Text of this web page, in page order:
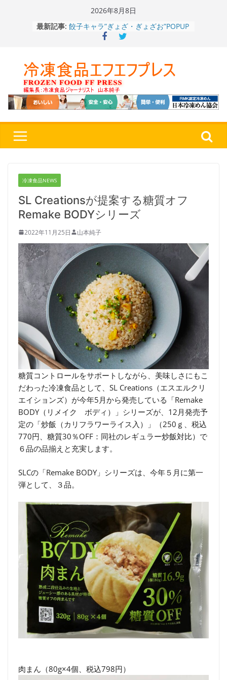
2026年8月8日
最新記事: 餃子キャラ”ぎょざ・ぎょざお”POPUP
ストアで作者にご挨拶、新作”れいと
うこ～こ～”を知る
定さわやかフレーバー「CHEESE
WONDER YELLOW」復刻発売中
今まで無かった大盛！水から簡単レン
ジ♪ふわもちめん！！「冷凍 日清の
どん兵衛 大盛 きつねうどん」
日清食品冷凍、背油の旨み・コク深い
冷凍食品NEWS
SL Creationsが提案する糖質オフ
Remake BODYシリーズ
2022年11月25日 山本純子
糖質コントロールをサポートしながら、美味しさにもこ
だわった冷凍食品として、SL Creations（エスエルクリ
エイションズ）が今年5月から発売している「Remake
BODY（リメイク ボディ）」シリーズが、12月発売予
定の「炒飯（カリフラワーライス入）」（250ｇ、税込
770円、糖質30％OFF：同社のレギュラー炒飯対比）で
６品の品揃えと充実します。
SLCの「Remake BODY」シリーズは、今年５月に第一
弾として、３品。
肉まん（80g×4個、税込798円）